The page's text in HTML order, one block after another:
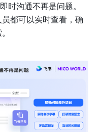
时沟通不再是问题。
都可以实时查看，确